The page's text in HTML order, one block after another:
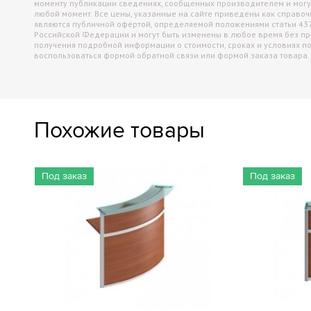
моменту публикации сведениях, сообщенных производителем и
любой момент. Все цены, указанные на сайте приведены как
являются публичной офертой, определяемой положениями статьи
Российской Федерации и могут быть изменены в любое время без
получения подробной информации о стоимости, сроках и условиях
воспользоваться формой обратной связи или формой заказа товара.
Похожие товары
Под заказ Под заказ